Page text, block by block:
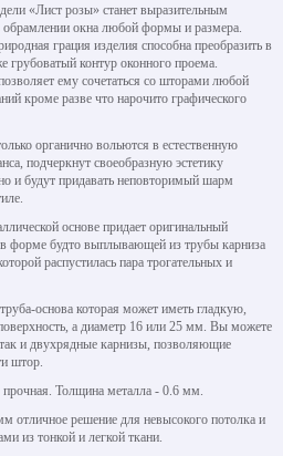
«Лист розы» станет выразительным
окна любой формы и размера.
грация изделия способна преобразить в
грубоватый контур оконного проема.
ему сочетаться со шторами любой
кроме разве что нарочито графического
органично вольются в естественную
подчеркнут своеобразную эстетику
и будут придавать неповторимый шарм
основе придает оригинальный
форме будто выплывающей из трубы карниза
распустилась пара трогательных и
основа которая может иметь гладкую,
а диаметр 16 или 25 мм. Вы можете
и двухрядные карнизы, позволяющие
штор.
прочная. Толщина металла - 0.6 мм.
отличное решение для невысокого потолка и
из тонкой и легкой ткани.